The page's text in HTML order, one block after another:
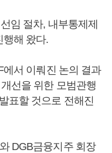
임 절차, 내부통제제
행해 왔다.
에서 이뤄진 논의 결과
선을 위한 모범관행
표할 것으로 전해진
DGB금융지주 회장